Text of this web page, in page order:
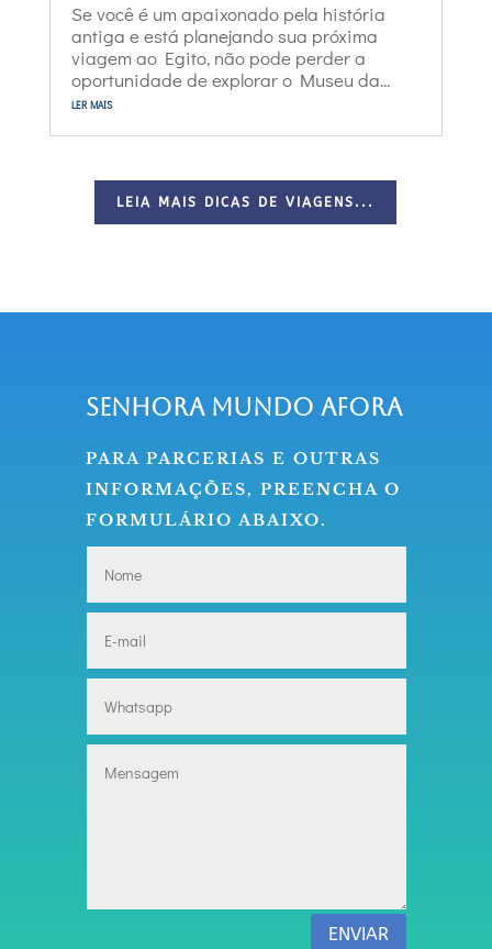
Se você é um apaixonado pela história
antiga e está planejando sua próxima
viagem ao Egito, não pode perder a
oportunidade de explorar o Museu da...
ler mais
LEIA MAIS DICAS DE VIAGENS...
Senhora Mundo Afora
PARA PARCERIAS E OUTRAS
INFORMAÇÕES, PREENCHA O
FORMULÁRIO ABAIXO.
ENVIAR